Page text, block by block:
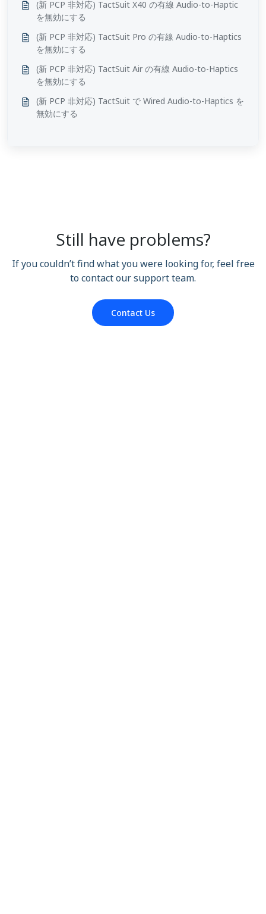
(新 PCP 非対応) TactSuit X40 の有線 Audio-to-Haptic
を無効にする
(新 PCP 非対応) TactSuit Pro の有線 Audio-to-Haptics
を無効にする
(新 PCP 非対応) TactSuit Air の有線 Audio-to-Haptics
を無効にする
(新 PCP 非対応) TactSuit で Wired Audio-to-Haptics を
無効にする
Still have problems?
If you couldn’t find what you were looking for, feel free
to contact our support team.